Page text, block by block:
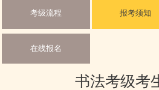
考级流程 报考须知
在线报名
书法考级考